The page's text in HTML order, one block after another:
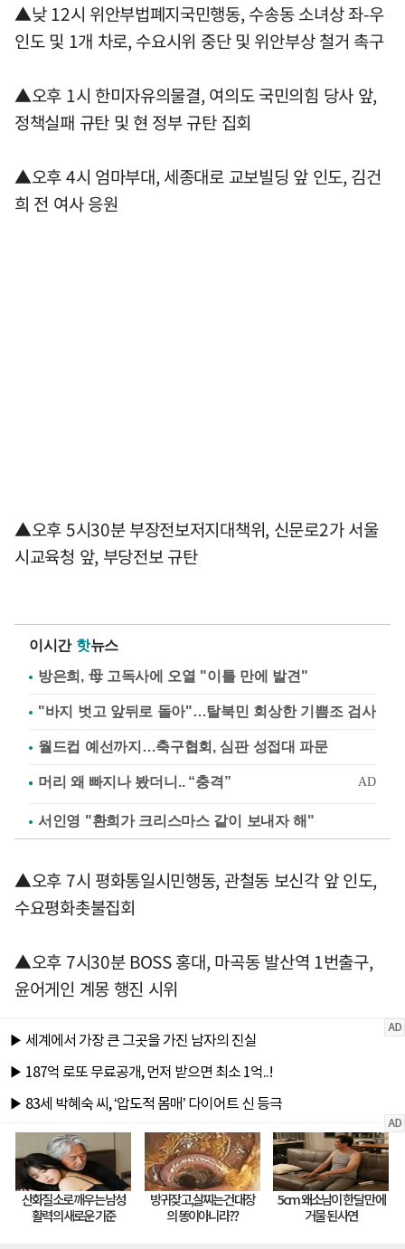
▲낮 12시 위안부법폐지국민행동, 수송동 소녀상 좌-우
인도 및 1개 차로, 수요시위 중단 및 위안부상 철거 촉구
▲오후 1시 한미자유의물결, 여의도 국민의힘 당사 앞,
정책실패 규탄 및 현 정부 규탄 집회
▲오후 4시 엄마부대, 세종대로 교보빌딩 앞 인도, 김건
희 전 여사 응원
▲오후 5시30분 부장전보저지대책위, 신문로2가 서울
시교육청 앞, 부당전보 규탄
이시간 핫뉴스
방은희, 母 고독사에 오열 "이틀 만에 발견"
"바지 벗고 앞뒤로 돌아"…탈북민 회상한 기쁨조 검사
월드컵 예선까지…축구협회, 심판 성접대 파문
서인영 "환희가 크리스마스 같이 보내자 해"
▲오후 7시 평화통일시민행동, 관철동 보신각 앞 인도,
수요평화촛불집회
▲오후 7시30분 BOSS 홍대, 마곡동 발산역 1번출구,
윤어게인 계몽 행진 시위